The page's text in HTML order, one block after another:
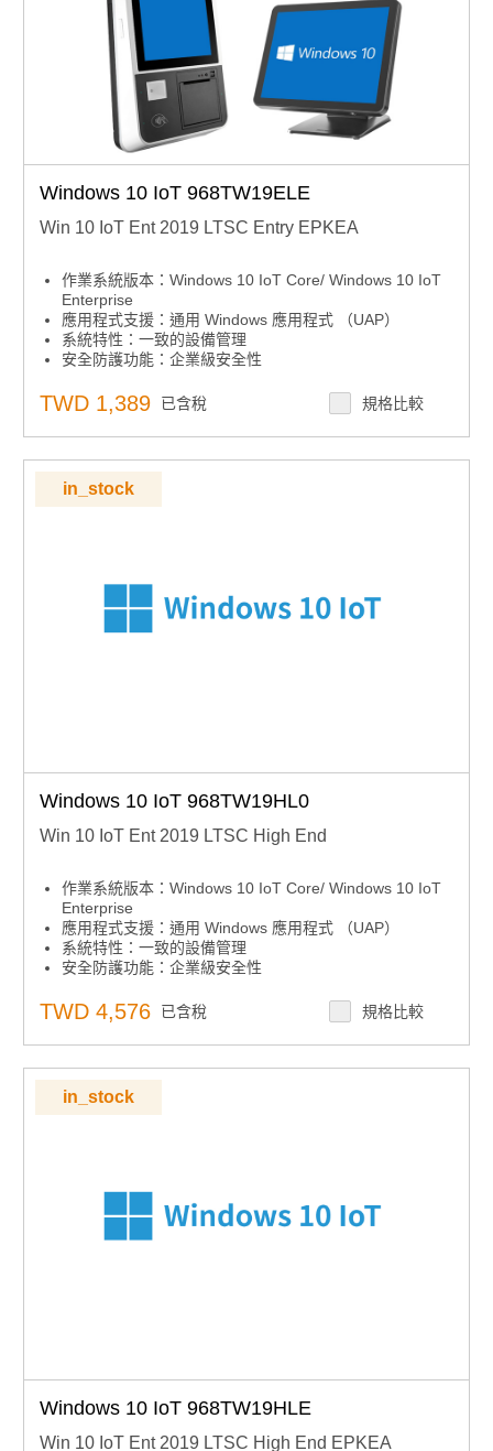
Windows 10 IoT 968TW19ELE
Win 10 IoT Ent 2019 LTSC Entry EPKEA
作業系統版本：Windows 10 IoT Core/ Windows 10 IoT
Enterprise
應用程式支援：通用 Windows 應用程式 （UAP）
系統特性：一致的設備管理
安全防護功能：企業級安全性
系統特性：跨設備的互操作性
系統特性：微軟 Azure IoT Services
TWD 1,389 已含稅 規格比較
in_stock
Windows 10 IoT 968TW19HL0
Win 10 IoT Ent 2019 LTSC High End
作業系統版本：Windows 10 IoT Core/ Windows 10 IoT
Enterprise
應用程式支援：通用 Windows 應用程式 （UAP）
系統特性：一致的設備管理
安全防護功能：企業級安全性
系統特性：跨設備的互操作性
系統特性：微軟 Azure IoT Services
TWD 4,576 已含稅 規格比較
in_stock
Windows 10 IoT 968TW19HLE
Win 10 IoT Ent 2019 LTSC High End EPKEA